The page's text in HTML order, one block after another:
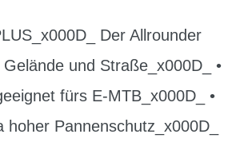
Der Allrounder
und Straße_x000D_ •
fürs E-MTB_x000D_ •
Pannenschutz_x000D_